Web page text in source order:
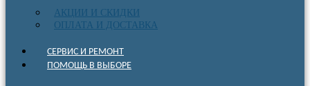
АКЦИИ И СКИДКИ
ОПЛАТА И ДОСТАВКА
СЕРВИС И РЕМОНТ
ПОМОЩЬ В ВЫБОРЕ